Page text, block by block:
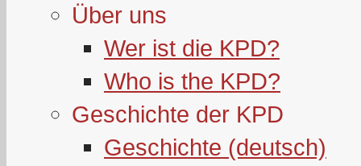
Über uns
Wer ist die KPD?
Who is the KPD?
Geschichte der KPD
Geschichte (deutsch)